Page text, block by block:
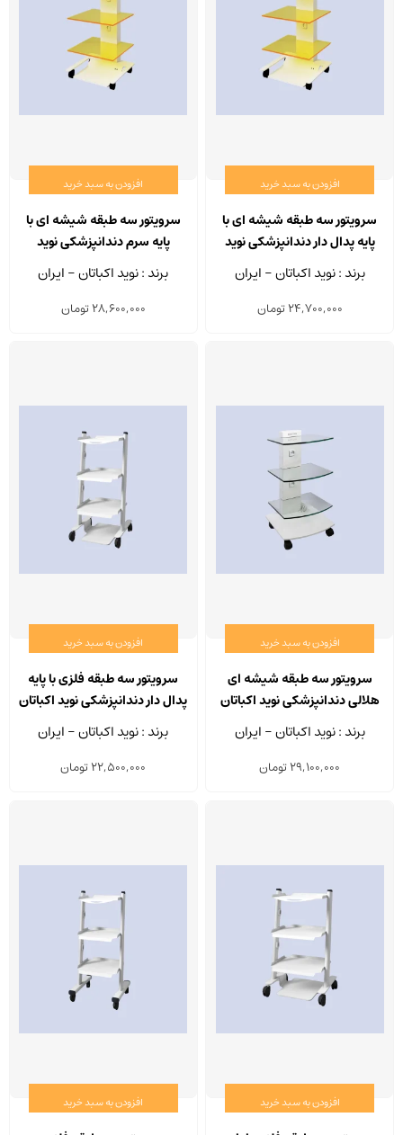
افزودن به سبد خرید
سرویتور سه طبقه شیشه ای با
پایه پدال دار دندانپزشکی نوید
اکباتان مدل SR 305
برند : نوید اکباتان - ایران
24,700,000تومان
افزودن به سبد خرید
سرویتور سه طبقه شیشه ای با
پایه سرم دندانپزشکی نوید
اکباتان مدل SR 306
برند : نوید اکباتان - ایران
28,600,000تومان
افزودن به سبد خرید
سرویتور سه طبقه شیشه ای
هلالی دندانپزشکی نوید اکباتان
مدل SR 308
برند : نوید اکباتان - ایران
29,100,000تومان
افزودن به سبد خرید
سرویتور سه طبقه فلزی با پایه
پدال دار دندانپزشکی نوید اکباتان
مدل SR 319
برند : نوید اکباتان - ایران
22,500,000تومان
افزودن به سبد خرید افزودن به سبد خرید